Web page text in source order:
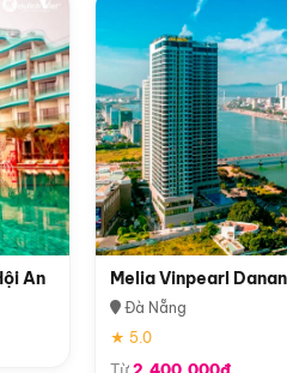
An Melia Vinpearl
Đà Nẵng
★ 5.0
Từ2,400,000đ